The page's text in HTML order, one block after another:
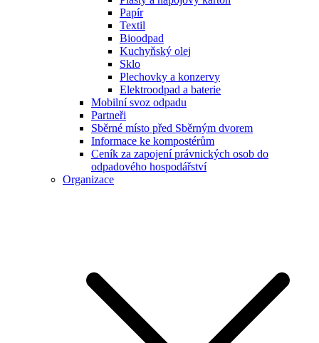
Papír
Textil
Bioodpad
Kuchyňský olej
Sklo
Plechovky a konzervy
Elektroodpad a baterie
Mobilní svoz odpadu
Partneři
Sběrné místo před Sběrným dvorem
Informace ke kompostérům
Ceník za zapojení právnických osob do
odpadového hospodářství
Organizace